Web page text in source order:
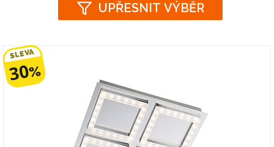
UPŘESNIT VÝBĚR
SLEVA
30%